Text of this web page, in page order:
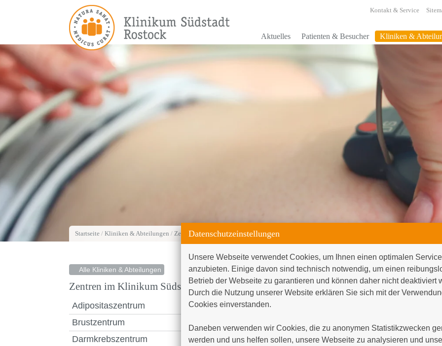
Kontakt & Service
Aktuelles Patienten & Besucher Kliniken &
Startseite / Kliniken & Abteilungen / Zentren/Zentrum für Gerinnungsstörungen
Alle Kliniken & Abteilungen
Zentren im Klinikum Südstadt
Adipositaszentrum
Brustzentrum
Darmkrebszentrum
Zentrum für
Datenschutzeinstellungen
Unsere Webseite verwendet Cookies, um Ihnen einen optimalen Service
anzubieten. Einige davon sind technisch notwendig, um einen
Betrieb der Webseite zu garantieren und können daher nicht deaktiviert
Durch die Nutzung unserer Website erklären Sie sich mit der
Cookies einverstanden.
Daneben verwenden wir Cookies, die zu anonymen Statistikzwecken
werden und uns helfen sollen, unsere Webseite zu analysieren und